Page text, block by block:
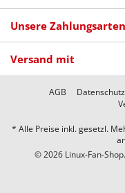
Unsere Zahlungsarten
Versand mit
AGB Datenschutz
* Alle Preise inkl. gesetzl.
© 2026 Linux-Fan-